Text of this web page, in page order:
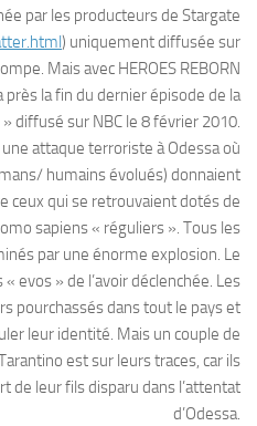
par les producteurs de Stargate
) uniquement diffusée sur
Mais avec HEROES REBORN
la fin du dernier épisode de la
diffusé sur NBC le 8 février 2010.
attaque terroriste à Odessa où
humains évolués) donnaient
ceux qui se retrouvaient dotés de
sapiens « réguliers ». Tous les
par une énorme explosion. Le
evos » de l’avoir déclenchée. Les
pourchassés dans tout le pays et
leur identité. Mais un couple de
est sur leurs traces, car ils
de leur fils disparu dans l’attentat
d’Odessa.